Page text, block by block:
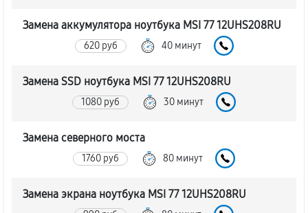
Замена аккумулятора ноутбука MSI 77 12UHS208RU
620 руб 40 минут
Замена SSD ноутбука MSI 77 12UHS208RU
1080 руб 30 минут
Замена северного моста
1760 руб 80 минут
Замена экрана ноутбука MSI 77 12UHS208RU